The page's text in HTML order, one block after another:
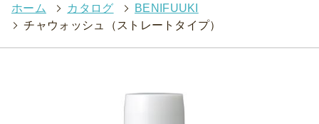
ホーム > カタログ >
BENIFUUKI
> チャウォッシュ（ストレートタイプ）